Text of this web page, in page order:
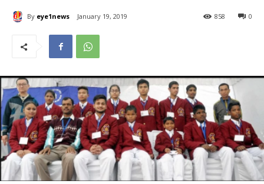
By eye1news January 19, 2019 0
858